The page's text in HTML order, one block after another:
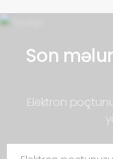
Son
Elektron